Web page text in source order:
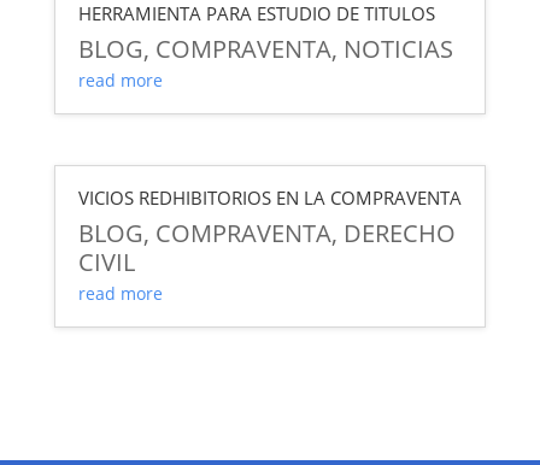
HERRAMIENTA PARA ESTUDIO DE TITULOS
BLOG, COMPRAVENTA, NOTICIAS
read more
VICIOS REDHIBITORIOS EN LA COMPRAVENTA
BLOG, COMPRAVENTA, DERECHO
CIVIL
read more